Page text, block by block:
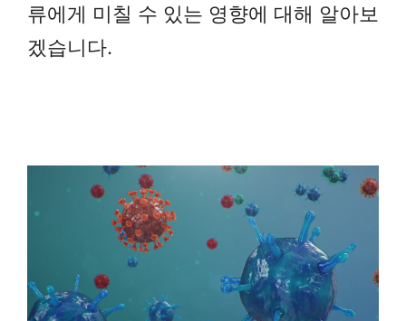
류에게 미칠 수 있는 영향에 대해 알아보
겠습니다.